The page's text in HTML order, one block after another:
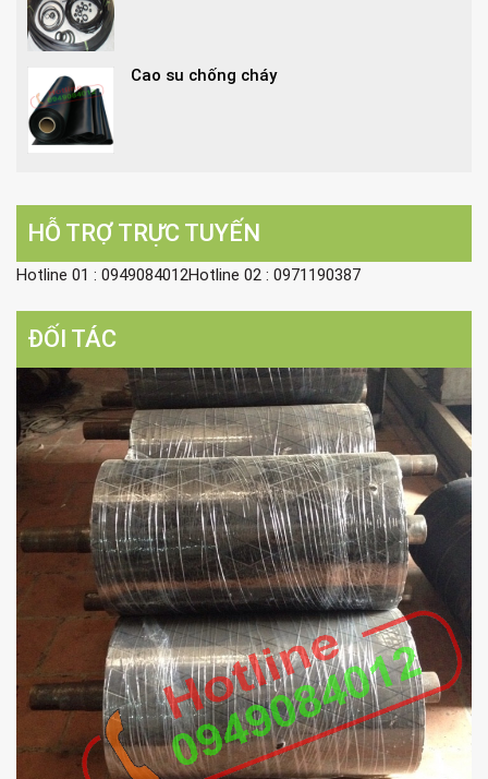
Cao su chống cháy
HỖ TRỢ TRỰC TUYẾN
Hotline 01 : 0949084012Hotline 02 : 0971190387
ĐỐI TÁC